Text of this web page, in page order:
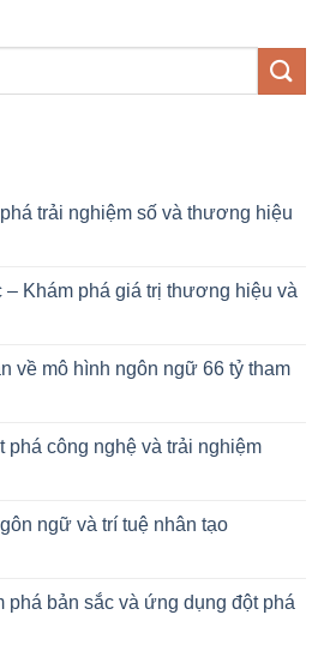
trải nghiệm số và thương hiệu
– Khám phá giá trị thương hiệu và
về mô hình ngôn ngữ 66 tỷ tham
phá công nghệ và trải nghiệm
ngữ và trí tuệ nhân tạo
phá bản sắc và ứng dụng đột phá